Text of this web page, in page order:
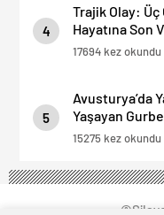
4
Trajik Olay:
Hayatına Son
17694 kez okundu
5
Avusturya’da
Yaşayan
15275 kez okundu